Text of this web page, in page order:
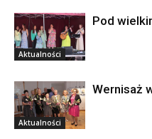
Aktualności
Pod
Aktualności
Wernisaż